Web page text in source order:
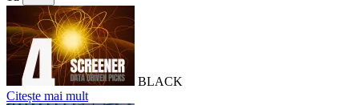
BLACK
Citește mai mult